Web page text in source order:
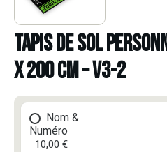
TAPIS DE SOL
X 200 CM – V3-2
Nom &
Numéro
10,00 €